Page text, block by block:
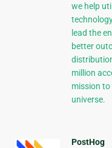
we help
lead the
better
million
mission to
universe.
PostHog